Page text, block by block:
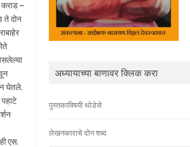
कराड –
ते दोन
घेतले.
एस.
अध्यायाच्या बाणावर क्लिक करा
पुस्तकाविषयी थोडेसे
लेखनकाराचे दोन शब्द